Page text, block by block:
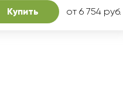
Купить от 6 754 руб.